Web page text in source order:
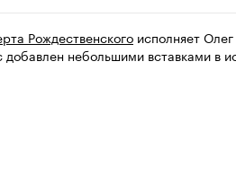
Рождественского исполняет
небольшими вставками в